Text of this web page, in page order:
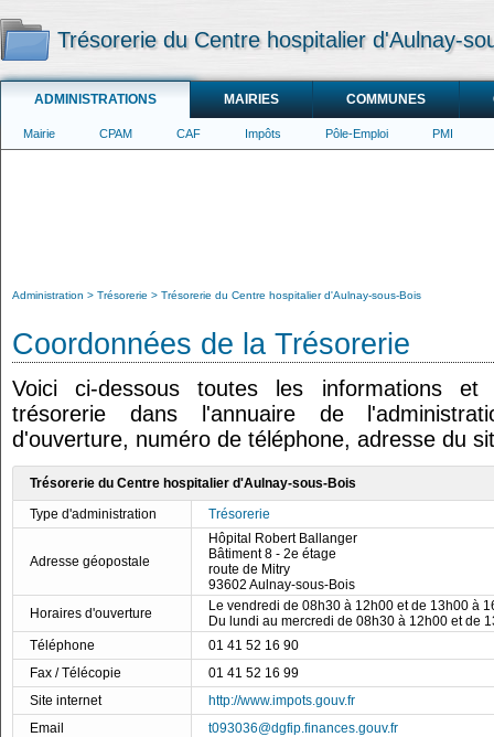
Trésorerie du Centre hospitalier d'Aulnay-
ADMINISTRATIONS MAIRIES COMMUNES
Mairie CPAM CAF Impôts Pôle-Emploi PMI
Administration Trésorerie Trésorerie du Centre hospitalier d'Aulnay-sous-Bois
Coordonnées de la Trésorerie
Voici ci-dessous toutes les informations et
trésorerie dans l'annuaire de
d'ouverture, numéro de téléphone, adresse du
Trésorerie du Centre hospitalier d'Aulnay-sous-Bois
Type d'administration
Trésorerie
Adresse géopostale
Hôpital Robert Ballanger
Bâtiment 8 - 2e étage
route de Mitry
93602 Aulnay-sous-Bois
Horaires d'ouverture
Le vendredi de 08h30 à 12h00 et de 13h00 à
Du lundi au mercredi de 08h30 à 12h00 et de
Téléphone
01 41 52 16 90
Fax / Télécopie
01 41 52 16 99
Site internet
http://www.impots.gouv.fr
Email
t093036@dgfip.finances.gouv.fr